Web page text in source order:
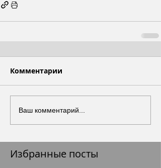
Комментарии
Ваш комментарий...
Избранные посты